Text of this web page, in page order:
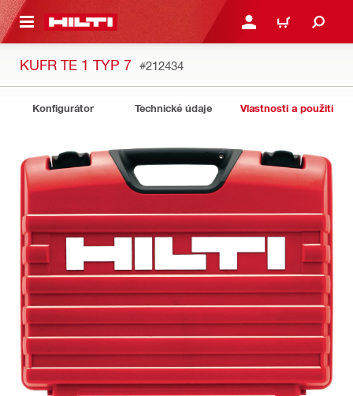
HLAVNÍ OBSAH PŘIHLÁSIT NEBO
KOŠÍK
KUFR TE 1 TYP 7 #212434
Konfigurátor Technické údaje Vlastnosti a použití